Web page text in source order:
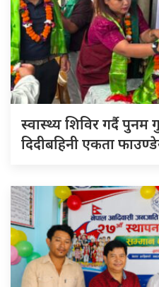
स्वास्थ्य शिविर गर्दै
दिदीबहिनी एकता